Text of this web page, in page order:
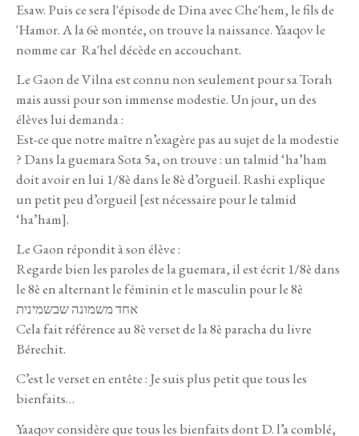
Esaw. Puis ce sera l'épisode de Dina avec Che'hem, le fils de
'Hamor. A la 6è montée, on trouve la naissance. Yaaqov le
nomme car Ra'hel décède en accouchant.
Le Gaon de Vilna est connu non seulement pour sa Torah
mais aussi pour son immense modestie. Un jour, un des
élèves lui demanda :
Est-ce que notre maître n’exagère pas au sujet de la modestie
? Dans la guemara Sota 5a, on trouve : un talmid ‘ha’ham
doit avoir en lui 1/8è dans le 8è d’orgueil. Rashi explique
un petit peu d’orgueil [est nécessaire pour le talmid
‘ha’ham].
Le Gaon répondit à son élève :
Regarde bien les paroles de la guemara, il est écrit 1/8è dans
le 8è en alternant le féminin et le masculin pour le 8è
אחד משמונה שבשמינית
Cela fait référence au 8è verset de la 8è paracha du livre
Bérechit.
C’est le verset en entête : Je suis plus petit que tous les
bienfaits…
Yaaqov considère que tous les bienfaits dont D. l’a comblé,